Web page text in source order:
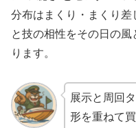
分布はまくり・まくり
と技の相性をその日の
ります。
展示と周回
形を重ねて